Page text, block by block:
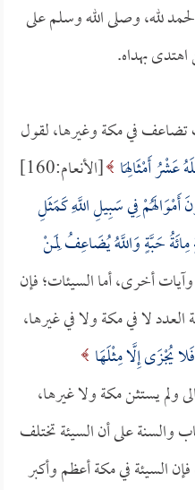
لله، وصلى الله وسلم على
بهداه.
تضاعف في مكة وغيرها، لقول
عَشْرُ أَمْثَالِهَا
[الأنعام:160]
أَمْوَالَهُمْ فِي سَبِيلِ اللَّهِ كَمَثَلِ
حَبَّةٍ وَاللَّهُ يُضَاعِفُ لِمَنْ
وآيات أخرى، أما السيئات؛ فإن
لا في مكة ولا في غيرها،
يُجْزَى إِلَّا مِثْلَهَا
ولم يستثن مكة ولا غيرها،
والسنة على أن السيئة تختلف
السيئة في مكة أعظم وأكبر